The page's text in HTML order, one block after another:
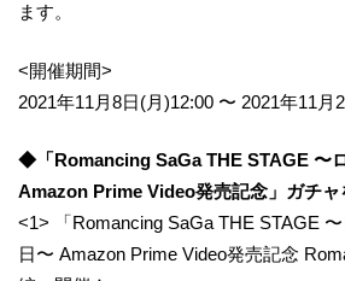
ます。
<開催期間>
2021年11月8日(月)12:00 〜 2021年11月
◆「Romancing SaGa THE STAGE 〜
Amazon Prime Video発売記念」ガチャ
<1> 「Romancing SaGa THE STAGE
日〜 Amazon Prime Video発売記念